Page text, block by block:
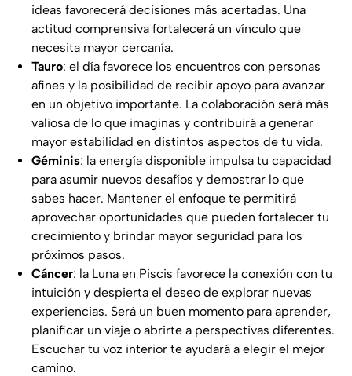
ideas favorecerá decisiones más acertadas. Una
actitud comprensiva fortalecerá un vínculo que
necesita mayor cercanía.
Tauro: el día favorece los encuentros con personas
afines y la posibilidad de recibir apoyo para avanzar
en un objetivo importante. La colaboración será más
valiosa de lo que imaginas y contribuirá a generar
mayor estabilidad en distintos aspectos de tu vida.
Géminis: la energía disponible impulsa tu capacidad
para asumir nuevos desafíos y demostrar lo que
sabes hacer. Mantener el enfoque te permitirá
aprovechar oportunidades que pueden fortalecer tu
crecimiento y brindar mayor seguridad para los
próximos pasos.
Cáncer: la Luna en Piscis favorece la conexión con tu
intuición y despierta el deseo de explorar nuevas
experiencias. Será un buen momento para aprender,
planificar un viaje o abrirte a perspectivas diferentes.
Escuchar tu voz interior te ayudará a elegir el mejor
camino.